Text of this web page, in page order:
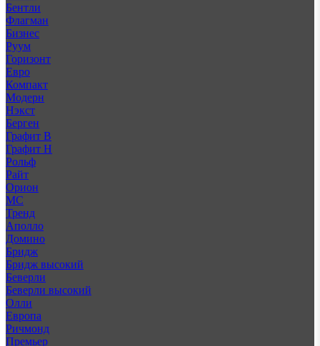
Бентли
Флагман
Бизнес
Руум
Горизонт
Евро
Компакт
Модерн
Нэкст
Берген
Графит В
Графит Н
Рольф
Райт
Орион
МС
Тренд
Аполло
Домино
Бридж
Бридж высокий
Беверли
Беверли высокий
Олли
Европа
Ричмонд
Премьер